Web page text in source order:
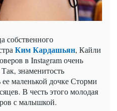
собственного
Ким Кардашьян, Кайли
в Instagram очень
знаменитость
маленькой дочке Сторми
В честь этого молодая
с малышкой.